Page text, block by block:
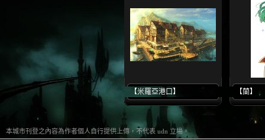
【米羅亞港口】 【蘭】
本城市刊登之內容為作者個人自行提供上傳，不代表 udn 立場。